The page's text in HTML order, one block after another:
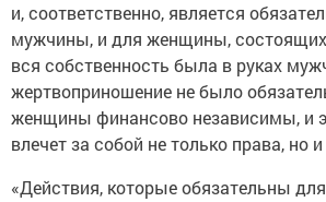
и, соответственно, является
мужчины, и для женщины,
вся собственность была в руках
жертвоприношение не было
женщины финансово независимы, и
влечет за собой не только права, но
«Действия, которые обязательны